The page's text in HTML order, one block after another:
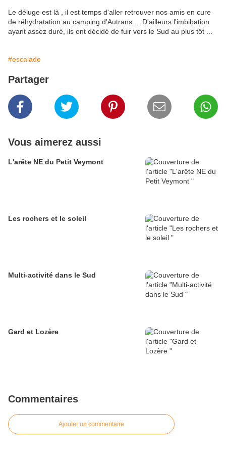
Le déluge est là , il est temps d'aller retrouver nos amis en cure
de réhydratation au camping d'Autrans ... D'ailleurs l'imbibation
ayant assez duré, ils ont décidé de fuir vers le Sud au plus tôt ...
#escalade
Partager
Vous aimerez aussi
L'arête NE du Petit Veymont
Les rochers et le soleil
Multi-activité dans le Sud
Gard et Lozère
Commentaires
Ajouter un commentaire